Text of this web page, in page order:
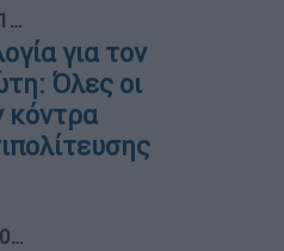
για τον
Όλες οι
κόντρα